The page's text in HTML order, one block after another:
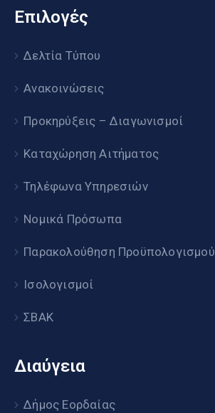
Επιλογές
Δελτία Τύπου
Ανακοινώσεις
Προκηρύξεις – Διαγωνισμοί
Καταχώρηση Αιτήματος
Τηλέφωνα Υπηρεσιών
Νομικά Πρόσωπα
Παρακολούθηση Προϋπολογισμού
Ισολογισμοί
ΣΒΑΚ
Διαύγεια
Δήμος Εορδαίας